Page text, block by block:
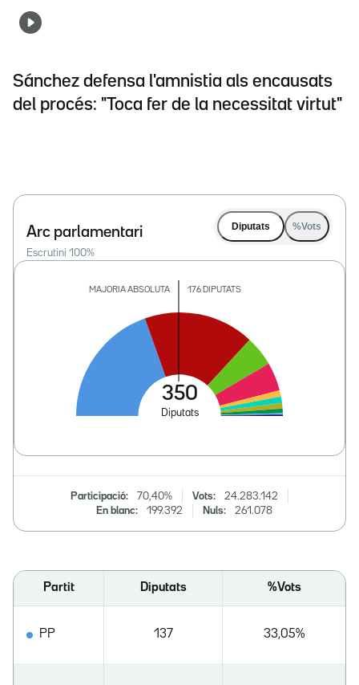
Sánchez defensa l'amnistia als encausats
del procés: "Toca fer de la necessitat virtut"
Arc parlamentari
Escrutini 100%
Diputats %Vots
Participació: 70,40% Vots:
24.283.142
En blanc:
199.392 Nuls: 261.078
Partit Diputats %Vots
PP 137 33,05%